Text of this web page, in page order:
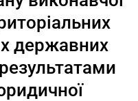
державних